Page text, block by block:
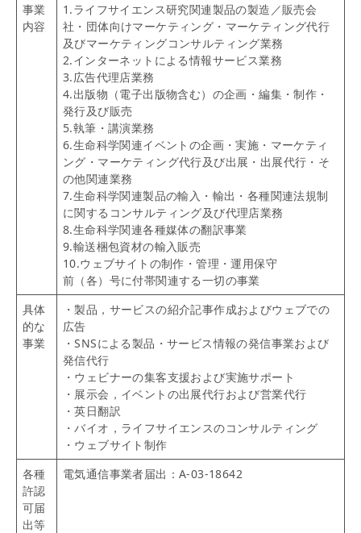
事業
内容
1.ライフサイエンス研究関連製品の製造／販売会
社・団体向けマーケティング・マーケティング代行
及びマーケティングコンサルティング業務
2.インターネットによる情報サービス業務
3.広告代理店業務
4.出版物（電子出版物含む）の企画・編集・制作・
発行及び販売
5.執筆・講演業務
6.生命科学関連イベントの企画・実施・マーケティ
ング・マーケティング代行及び出展・出展代行・そ
の他関連業務
7.生命科学関連製品の輸入・輸出・各種関連法規制
に関するコンサルティング及び代理店業務
8.生命科学関連各種媒体の翻訳事業
9.輸送梱包資材の輸入販売
10.ウェブサイトの制作・管理・運用保守
前（各）号に付帯関連する一切の事業
具体
的な
事業
・製品，サービスの紹介記事作成およびウェブでの
広告
・SNSによる製品・サービス情報の発信事業および
発信代行
・ウェビナーの集客支援および実施サポート
・展示会，イベントの出展代行および営業代行
・英日翻訳
・バイオ，ライフサイエンスのコンサルティング
・ウェブサイト制作
各種
許認
可届
出等
電気通信事業者届出：A-03-18642